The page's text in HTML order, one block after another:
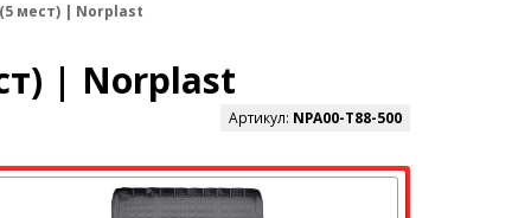
мест) | Norplast
| Norplast
Артикул: NPA00-T88-500